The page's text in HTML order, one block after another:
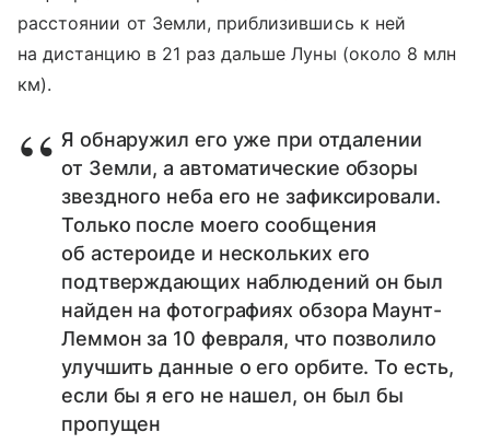
расстоянии от Земли, приблизившись к ней
на дистанцию в 21 раз дальше Луны (около 8 млн
км).
Я обнаружил его уже при отдалении
от Земли, а автоматические обзоры
звездного неба его не зафиксировали.
Только после моего сообщения
об астероиде и нескольких его
подтверждающих наблюдений он был
найден на фотографиях обзора Маунт-
Леммон за 10 февраля, что позволило
улучшить данные о его орбите. То есть,
если бы я его не нашел, он был бы
пропущен